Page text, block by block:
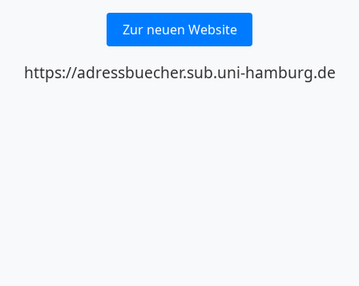
Zur neuen Website
https://adressbuecher.sub.uni-hamburg.de